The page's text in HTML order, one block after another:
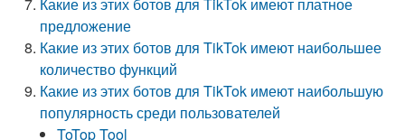
предложение
Какие из этих ботов для TikTok имеют наибольшее
количество функций
Какие из этих ботов для TikTok имеют наибольшую
популярность среди пользователей
ToTop Tool